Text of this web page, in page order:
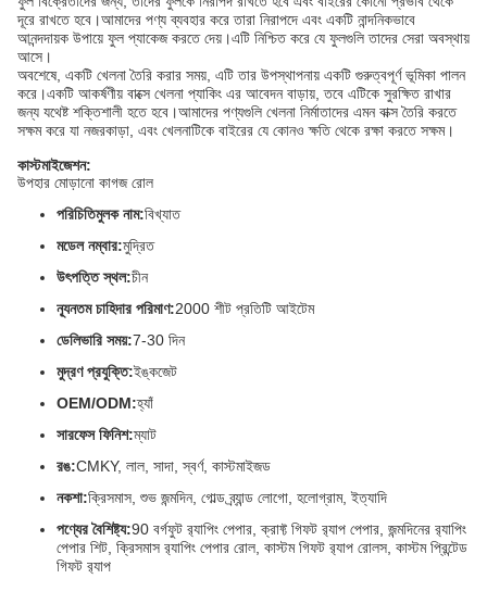
দূরে রাখতে হবে।আমাদের পণ্য ব্যবহার করে তারা নিরাপদে এবং একটি নান্দনিকভাবে
আনন্দদায়ক উপায়ে ফুল প্যাকেজ করতে দেয়।এটি নিশ্চিত করে যে ফুলগুলি তাদের সেরা অবস্থায়
আসে।
অবশেষে, একটি খেলনা তৈরি করার সময়, এটি তার উপস্থাপনায় একটি গুরুত্বপূর্ণ ভূমিকা পালন
করে।একটি আকর্ষণীয় বাক্সে খেলনা প্যাকিং এর আবেদন বাড়ায়, তবে এটিকে সুরক্ষিত রাখার
জন্য যথেষ্ট শক্তিশালী হতে হবে।আমাদের পণ্যগুলি খেলনা নির্মাতাদের এমন বাক্স তৈরি করতে
সক্ষম করে যা নজরকাড়া, এবং খেলনাটিকে বাইরের যে কোনও ক্ষতি থেকে রক্ষা করতে সক্ষম।
কাস্টমাইজেশন:
উপহার মোড়ানো কাগজ রোল
পরিচিতিমুলক নাম:বিখ্যাত
মডেল নম্বার:মুদ্রিত
উৎপত্তি স্থল:চীন
ন্যূনতম চাহিদার পরিমাণ:2000 শীট প্রতিটি আইটেম
ডেলিভারি সময়:7-30 দিন
মুদ্রণ প্রযুক্তি:ইঙ্কজেট
OEM/ODM:হ্যাঁ
সারফেস ফিনিশ:ম্যাট
রঙ:CMKY, লাল, সাদা, স্বর্ণ, কাস্টমাইজড
নকশা:ক্রিসমাস, শুভ জন্মদিন, গোল্ড ব্র্যান্ড লোগো, হলোগ্রাম, ইত্যাদি
পণ্যের বৈশিষ্ট্য:90 বর্গফুট র‍্যাপিং পেপার, ক্রাফ্ট গিফট র‍্যাপ পেপার, জন্মদিনের র‍্যাপিং
পেপার শিট, ক্রিসমাস র‍্যাপিং পেপার রোল, কাস্টম গিফট র‍্যাপ রোলস, কাস্টম প্রিন্টেড
গিফট র‍্যাপ